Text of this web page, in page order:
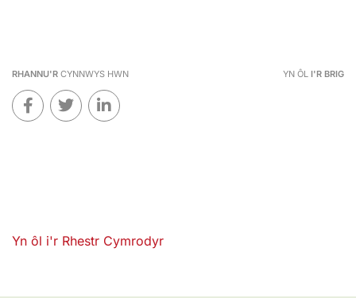
RHANNU'R CYNNWYS HWN YN ÔL I'R BRIG
Yn ôl i'r Rhestr Cymrodyr